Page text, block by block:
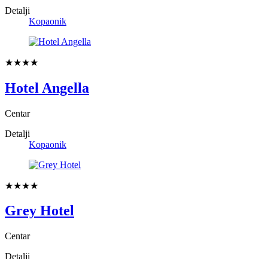
Detalji
Kopaonik
★★★★
Hotel Angella
Centar
Detalji
Kopaonik
★★★★
Grey Hotel
Centar
Detalji